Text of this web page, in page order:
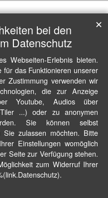
bei den
Datenschutz
Webseiten-Erlebnis bieten.
für das Funktionieren unserer
Zustimmung verwenden wir
die zur Anzeige
Youtube, Audios über
...) oder zu anonymen
Sie können selbst
Sie zulassen möchten. Bitte
Einstellungen womöglich
Seite zur Verfügung stehen.
zum Widerruf Ihrer
✕